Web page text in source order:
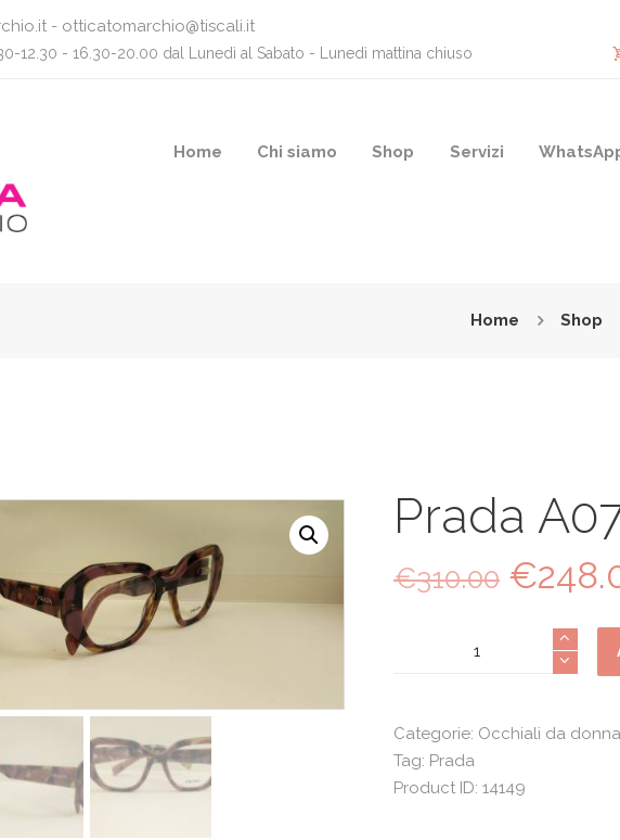
- otticatomarchio@tiscali.it
12.30 - 16.30-20.00 dal Lunedì al Sabato - Lunedì mattina chiuso
Home Chi siamo Shop Servizi
Home Shop
Prada
€310.00 Il
prezzo
era:
€
Categorie: Occhiali da donna
Tag: Prada
Product ID: 14149